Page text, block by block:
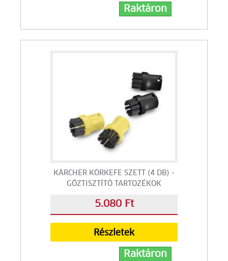
Raktáron
KÄRCHER KÖRKEFE SZETT (4 DB) -
GŐZTISZTÍTÓ TARTOZÉKOK
5.080 Ft
Részletek
Raktáron